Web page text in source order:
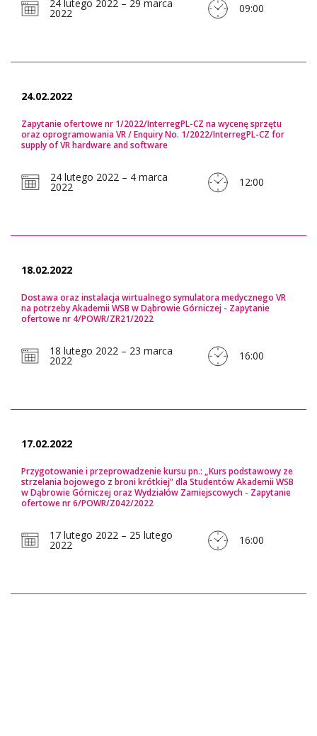
24 lutego 2022 – 29 marca
2022 09:00
24.02.2022
Zapytanie ofertowe nr 1/2022/InterregPL-CZ na wycenę sprzętu
oraz oprogramowania VR / Enquiry No. 1/2022/InterregPL-CZ for
supply of VR hardware and software
24 lutego 2022 – 4 marca
2022 12:00
18.02.2022
Dostawa oraz instalacja wirtualnego symulatora medycznego VR
na potrzeby Akademii WSB w Dąbrowie Górniczej - Zapytanie
ofertowe nr 4/POWR/ZR21/2022
18 lutego 2022 – 23 marca
2022 16:00
17.02.2022
Przygotowanie i przeprowadzenie kursu pn.: „Kurs podstawowy ze
strzelania bojowego z broni krótkiej” dla Studentów Akademii WSB
w Dąbrowie Górniczej oraz Wydziałów Zamiejscowych - Zapytanie
ofertowe nr 6/POWR/Z042/2022
17 lutego 2022 – 25 lutego
2022 16:00